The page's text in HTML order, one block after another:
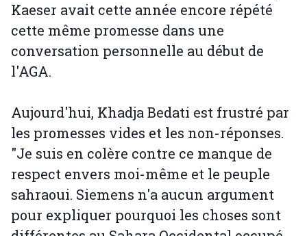
Kaeser avait cette année encore répété
cette même promesse dans une
conversation personnelle au début de
l'AGA.
Aujourd'hui, Khadja Bedati est frustré par
les promesses vides et les non-réponses.
"Je suis en colère contre ce manque de
respect envers moi-même et le peuple
sahraoui. Siemens n'a aucun argument
pour expliquer pourquoi les choses sont